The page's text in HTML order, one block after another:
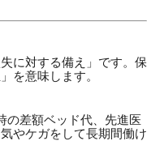
に対する備え」です。保
を意味します。
の差額ベッド代、先進医
やケガをして長期間働け